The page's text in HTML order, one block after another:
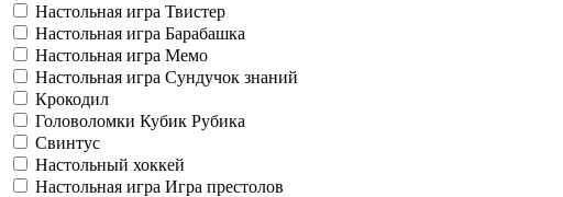
Настольная игра Твистер
Настольная игра Барабашка
Настольная игра Мемо
Настольная игра Сундучок знаний
Крокодил
Головоломки Кубик Рубика
Свинтус
Настольный хоккей
Настольная игра Игра престолов